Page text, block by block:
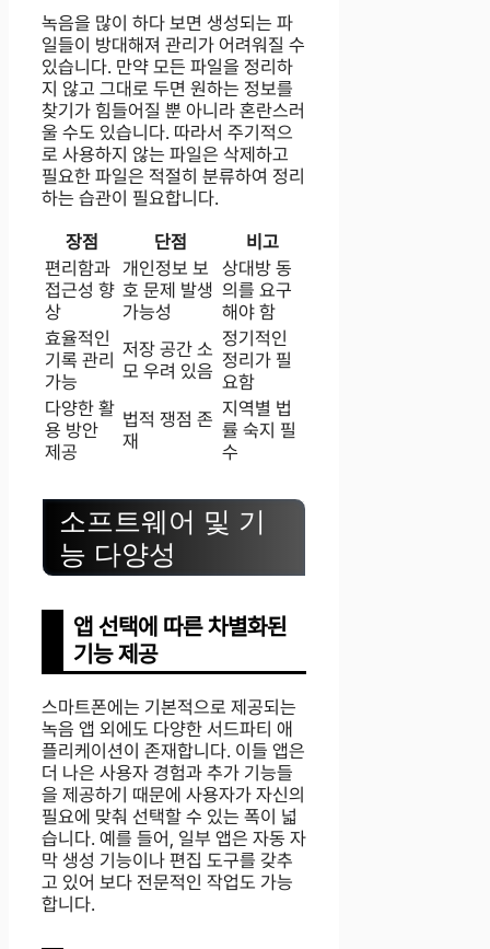
녹음을 많이 하다 보면 생성되는 파
일들이 방대해져 관리가 어려워질 수
있습니다. 만약 모든 파일을 정리하
지 않고 그대로 두면 원하는 정보를
찾기가 힘들어질 뿐 아니라 혼란스러
울 수도 있습니다. 따라서 주기적으
로 사용하지 않는 파일은 삭제하고
필요한 파일은 적절히 분류하여 정리
하는 습관이 필요합니다.
장점
단점
비고
편리함과
접근성 향
상
개인정보 보
호 문제 발생
가능성
상대방 동
의를 요구
해야 함
효율적인
기록 관리
가능
저장 공간 소
모 우려 있음
정기적인
정리가 필
요함
다양한 활
용 방안
제공
법적 쟁점 존
재
지역별 법
률 숙지 필
수
소프트웨어 및 기
능 다양성
앱 선택에 따른 차별화된
기능 제공
스마트폰에는 기본적으로 제공되는
녹음 앱 외에도 다양한 서드파티 애
플리케이션이 존재합니다. 이들 앱은
더 나은 사용자 경험과 추가 기능들
을 제공하기 때문에 사용자가 자신의
필요에 맞춰 선택할 수 있는 폭이 넓
습니다. 예를 들어, 일부 앱은 자동 자
막 생성 기능이나 편집 도구를 갖추
고 있어 보다 전문적인 작업도 가능
합니다.